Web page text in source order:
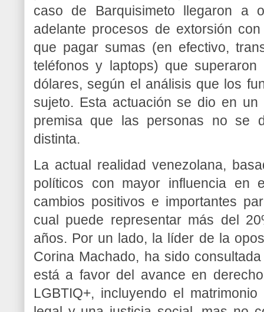
caso de Barquisimeto llegaron a
adelante procesos de extorsión
que pagar sumas (en efectivo,
teléfonos y laptops) que
dólares, según el análisis que los
sujeto. Esta actuación se dio en
premisa que las personas no se
distinta.
La actual realidad venezolana,
políticos con mayor influencia en
cambios positivos e importantes
cual puede representar más del
años. Por un lado, la líder de la
Corina Machado, ha sido
está a favor del avance en
LGBTIQ+, incluyendo el